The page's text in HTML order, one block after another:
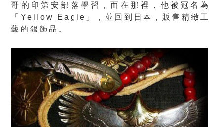
哥的印第安部落學習，而在那裡，他被冠名為
「Yellow Eagle」，並回到日本，販售精緻工
藝的銀飾品。